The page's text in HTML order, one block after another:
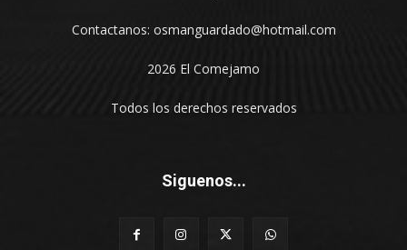
Contactanos: osmanguardado@hotmail.com
2026 El Comejamo
Todos los derechos reservados
Siguenos...